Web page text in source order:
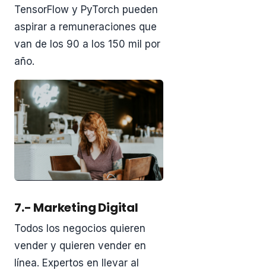
TensorFlow y PyTorch pueden
aspirar a remuneraciones que
van de los 90 a los 150 mil por
año.
7.- Marketing Digital
Todos los negocios quieren
vender y quieren vender en
línea. Expertos en llevar al